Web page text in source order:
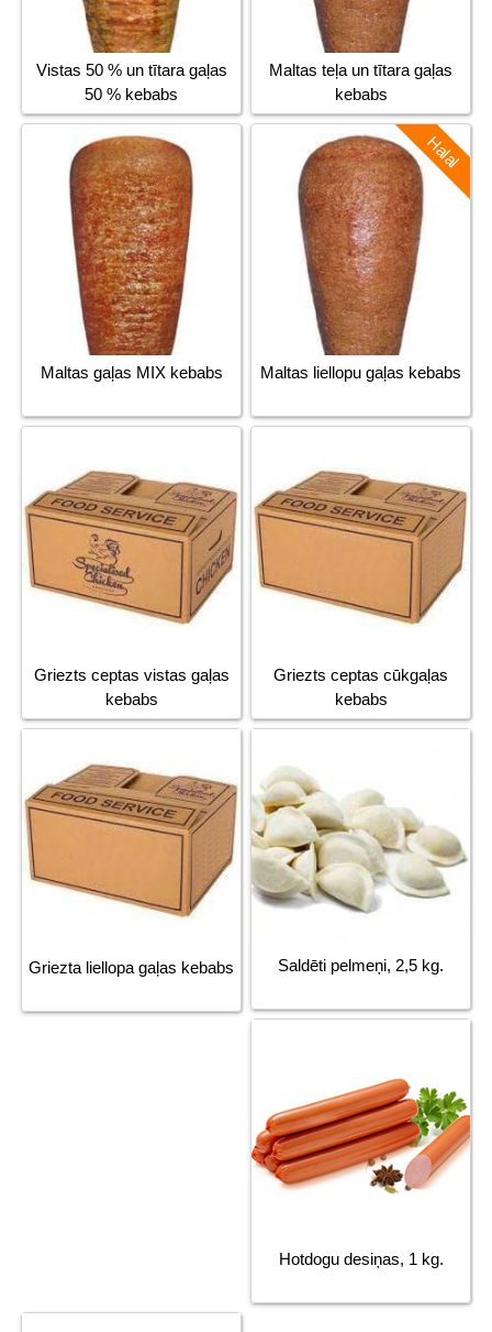
Vistas 50 % un tītara gaļas
50 % kebabs
Maltas teļa un tītara gaļas
kebabs
Maltas gaļas MIX kebabs
Halal
Maltas liellopu gaļas kebabs
Griezts ceptas vistas gaļas
kebabs
Griezts ceptas cūkgaļas
kebabs
Griezta liellopa gaļas kebabs Saldēti pelmeņi, 2,5 kg.
Hotdogu desiņas, 1 kg.